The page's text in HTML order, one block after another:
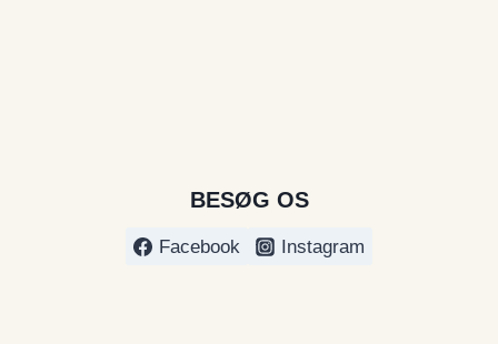
BESØG OS
Facebook Instagram